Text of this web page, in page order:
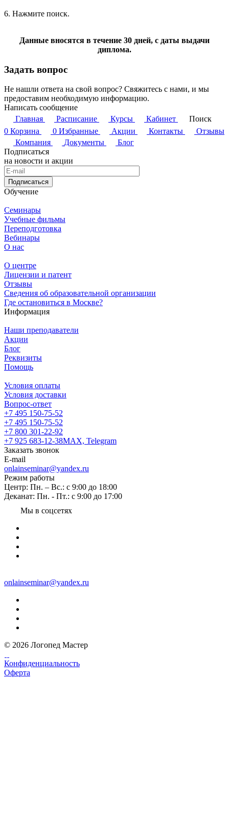
6. Нажмите поиск.
Данные вносятся в течение 30 дней, с даты выдачи
диплома.
Задать вопрос
Не нашли ответа на свой вопрос? Свяжитесь с нами, и мы
предоставим необходимую информацию.
Написать сообщение
Главная
Расписание Курсы Кабинет
Поиск
0 Корзина 0 Избранные Акции Контакты
Отзывы
Компания
Документы
Блог
Подписаться
на новости и акции
Подписаться
Обучение
Семинары
Учебные фильмы
Переподготовка
Вебинары
О нас
О центре
Лицензии и патент
Отзывы
Сведения об образовательной организации
Где остановиться в Москве?
Информация
Наши преподаватели
Акции
Блог
Реквизиты
Помощь
Условия оплаты
Условия доставки
Вопрос-ответ
+7 495 150-75-52
+7 495 150-75-52
+7 800 301-22-92
+7 925 683-12-38MAX, Telegram
Заказать звонок
E-mail
onlainseminar@yandex.ru
Режим работы
Центр: Пн. – Вс.: с 9:00 до 18:00
Деканат: Пн. - Пт.: с 9:00 до 17:00
Мы в соцсетях
onlainseminar@yandex.ru
© 2026 Логопед Мастер
Конфиденциальность
Оферта